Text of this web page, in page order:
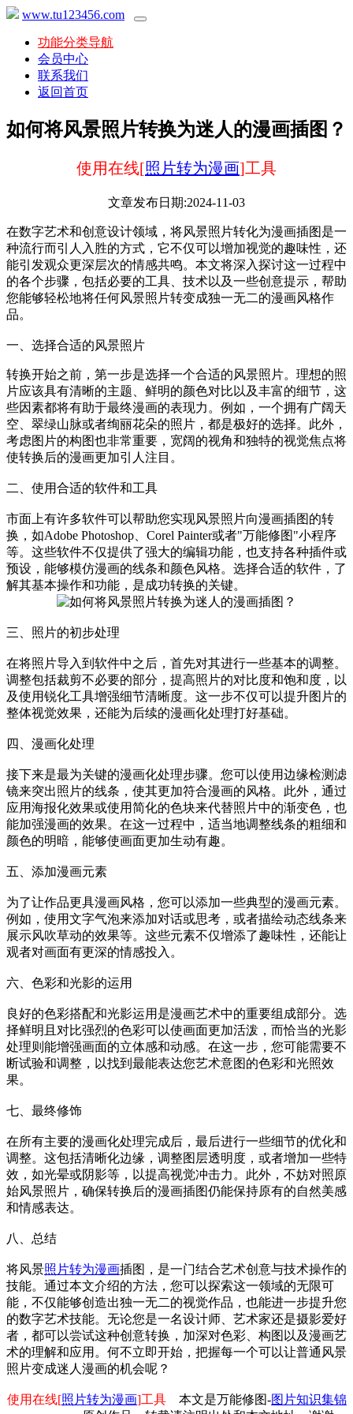
www.tu123456.com
功能分类导航
会员中心
联系我们
返回首页
如何将风景照片转换为迷人的漫画插图？
使用在线[照片转为漫画]工具
文章发布日期:2024-11-03
在数字艺术和创意设计领域，将风景照片转化为漫画插图是一
种流行而引人入胜的方式，它不仅可以增加视觉的趣味性，还
能引发观众更深层次的情感共鸣。本文将深入探讨这一过程中
的各个步骤，包括必要的工具、技术以及一些创意提示，帮助
您能够轻松地将任何风景照片转变成独一无二的漫画风格作
品。
一、选择合适的风景照片
转换开始之前，第一步是选择一个合适的风景照片。理想的照
片应该具有清晰的主题、鲜明的颜色对比以及丰富的细节，这
些因素都将有助于最终漫画的表现力。例如，一个拥有广阔天
空、翠绿山脉或者绚丽花朵的照片，都是极好的选择。此外，
考虑图片的构图也非常重要，宽阔的视角和独特的视觉焦点将
使转换后的漫画更加引人注目。
二、使用合适的软件和工具
市面上有许多软件可以帮助您实现风景照片向漫画插图的转
换，如Adobe Photoshop、Corel Painter或者"万能修图"小程序
等。这些软件不仅提供了强大的编辑功能，也支持各种插件或
预设，能够模仿漫画的线条和颜色风格。选择合适的软件，了
解其基本操作和功能，是成功转换的关键。
三、照片的初步处理
在将照片导入到软件中之后，首先对其进行一些基本的调整。
调整包括裁剪不必要的部分，提高照片的对比度和饱和度，以
及使用锐化工具增强细节清晰度。这一步不仅可以提升图片的
整体视觉效果，还能为后续的漫画化处理打好基础。
四、漫画化处理
接下来是最为关键的漫画化处理步骤。您可以使用边缘检测滤
镜来突出照片的线条，使其更加符合漫画的风格。此外，通过
应用海报化效果或使用简化的色块来代替照片中的渐变色，也
能加强漫画的效果。在这一过程中，适当地调整线条的粗细和
颜色的明暗，能够使画面更加生动有趣。
五、添加漫画元素
为了让作品更具漫画风格，您可以添加一些典型的漫画元素。
例如，使用文字气泡来添加对话或思考，或者描绘动态线条来
展示风吹草动的效果等。这些元素不仅增添了趣味性，还能让
观者对画面有更深的情感投入。
六、色彩和光影的运用
良好的色彩搭配和光影运用是漫画艺术中的重要组成部分。选
择鲜明且对比强烈的色彩可以使画面更加活泼，而恰当的光影
处理则能增强画面的立体感和动感。在这一步，您可能需要不
断试验和调整，以找到最能表达您艺术意图的色彩和光照效
果。
七、最终修饰
在所有主要的漫画化处理完成后，最后进行一些细节的优化和
调整。这包括清晰化边缘，调整图层透明度，或者增加一些特
效，如光晕或阴影等，以提高视觉冲击力。此外，不妨对照原
始风景照片，确保转换后的漫画插图仍能保持原有的自然美感
和情感表达。
八、总结
将风景照片转为漫画插图，是一门结合艺术创意与技术操作的
技能。通过本文介绍的方法，您可以探索这一领域的无限可
能，不仅能够创造出独一无二的视觉作品，也能进一步提升您
的数字艺术技能。无论您是一名设计师、艺术家还是摄影爱好
者，都可以尝试这种创意转换，加深对色彩、构图以及漫画艺
术的理解和应用。何不立即开始，把握每一个可以让普通风景
照片变成迷人漫画的机会呢？
使用在线[照片转为漫画]工具 本文是万能修图-图片知识集锦